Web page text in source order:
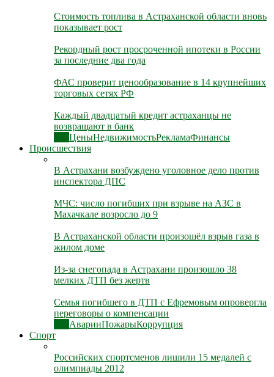
Стоимость топлива в Астраханской области вновь
показывает рост
Рекордный рост просроченной ипотеки в России
за последние два года
ФАС проверит ценообразование в 14 крупнейших
торговых сетях РФ
Каждый двадцатый кредит астраханцы не
возвращают в банк
ЦеныНедвижимостьРекламаФинансы
Происшествия
В Астрахани возбуждено уголовное дело против
инспектора ДПС
МЧС: число погибших при взрыве на АЗС в
Махачкале возросло до 9
В Астраханской области произошёл взрыв газа в
жилом доме
Из-за снегопада в Астрахани произошло 38
мелких ДТП без жертв
Семья погибшего в ДТП с Ефремовым опровергла
переговоры о компенсации
АварииПожарыКоррупция
Спорт
Российских спортсменов лишили 15 медалей с
олимпиады 2012